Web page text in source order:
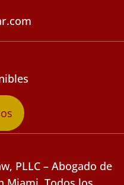
PLLC – Abogado de